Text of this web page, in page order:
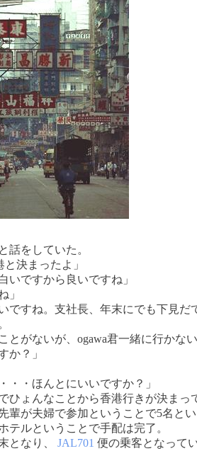
をしていた。
と決まったよ」
いですから良いですね」
」
ですね。支社長、年末にでも下見だ
とがないが、ogawa君一緒に行かない
か？」
・・ほんとにいいですか？」
ひょんなことから香港行きが決まっ
輩が夫婦で参加ということで5名と
テルということで手配は完了。
となり、 JAL701 便の乗客となって